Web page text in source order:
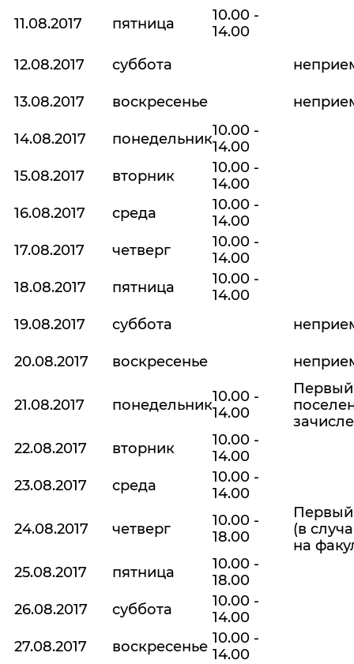
11.08.2017
пятница
10.00 -
14.00
12.08.2017
суббота
13.08.2017 воскресенье
14.08.2017 понедельник10.00 -
14.00
15.08.2017
вторник
10.00 -
14.00
16.08.2017
среда
10.00 -
14.00
17.08.2017
четверг
10.00 -
14.00
18.08.2017
пятница
10.00 -
14.00
19.08.2017
суббота
20.08.2017 воскресенье
21.08.2017 понедельник10.00 -
14.00
22.08.2017
вторник
10.00 -
14.00
23.08.2017
среда
10.00 -
14.00
24.08.2017 четверг
10.00 -
18.00
Первый
(в
на
25.08.2017
пятница
10.00 -
18.00
26.08.2017
суббота
10.00 -
14.00
27.08.2017
воскресенье 10.00 -
14.00